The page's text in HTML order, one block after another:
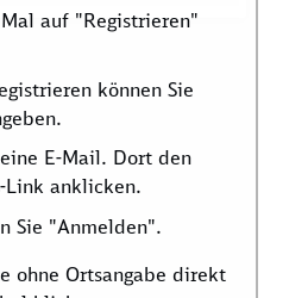
auf "Registrieren"
können Sie
E-Mail. Dort den
Link anklicken.
Sie "Anmelden".
ohne Ortsangabe direkt